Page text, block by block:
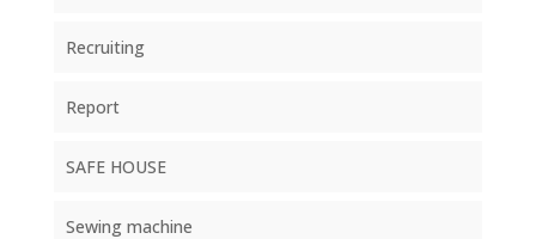
Recruiting
Report
SAFE HOUSE
Sewing machine